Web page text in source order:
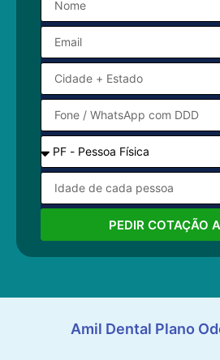
PEDIR COTAÇÃO
Amil Dental Plano